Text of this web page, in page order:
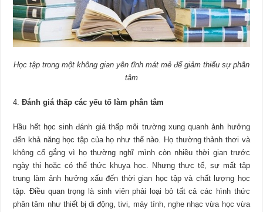
Học tập trong một không gian yên tĩnh mát mẻ để giảm thiểu sự phân
tâm
Đánh giá thấp các yếu tố làm phân tâm
Hầu hết học sinh đánh giá thấp môi trường xung quanh ảnh hưởng
đến khả năng học tập của họ như thế nào. Họ thường thảnh thơi và
không cố gắng vì họ thường nghĩ mình còn nhiều thời gian trước
ngày thi hoặc có thể thức khuya học. Nhưng thực tế, sự mất tập
trung làm ảnh hưởng xấu đến thời gian học tập và chất lượng học
tập. Điều quan trọng là sinh viên phải loại bỏ tất cả các hình thức
phân tâm như thiết bị di động, tivi, máy tính, nghe nhạc vừa học vừa